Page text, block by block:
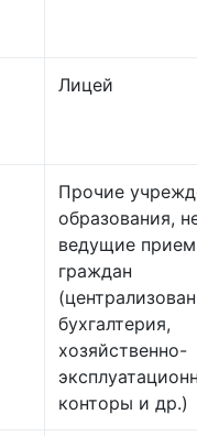
Лицей
Прочие
образования,
ведущие прием
граждан
бухгалтерия,
хозяйственно-
конторы и др.)